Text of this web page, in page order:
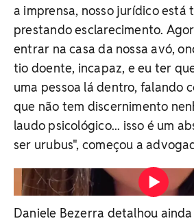
a imprensa, nosso jurídico está
prestando esclarecimento.
entrar na casa da nossa avó,
tio doente, incapaz, e eu ter
uma pessoa lá dentro, falando
que não tem discernimento
laudo psicológico... isso é um
ser urubus", começou a
Irmã de Deolane detona Record
entrevistar tio idoso Vídeo:
Daniele Bezerra detalhou